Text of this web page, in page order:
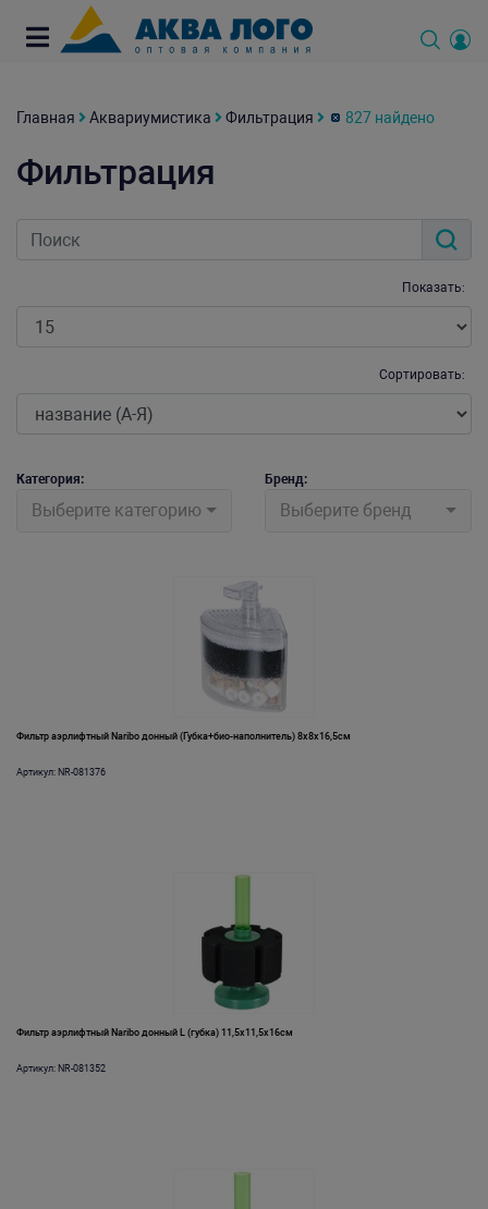
Главная Аквариумистика Фильтрация 827 найдено
Фильтрация
Показать:
Сортировать:
Категория:
Выберите категорию
Бренд:
Выберите бренд
Фильтр аэрлифтный Naribo донный (Губка+био-наполнитель) 8х8х16,5см
Артикул: NR-081376
Фильтр аэрлифтный Naribo донный L (губка) 11,5х11,5х16см
Артикул: NR-081352